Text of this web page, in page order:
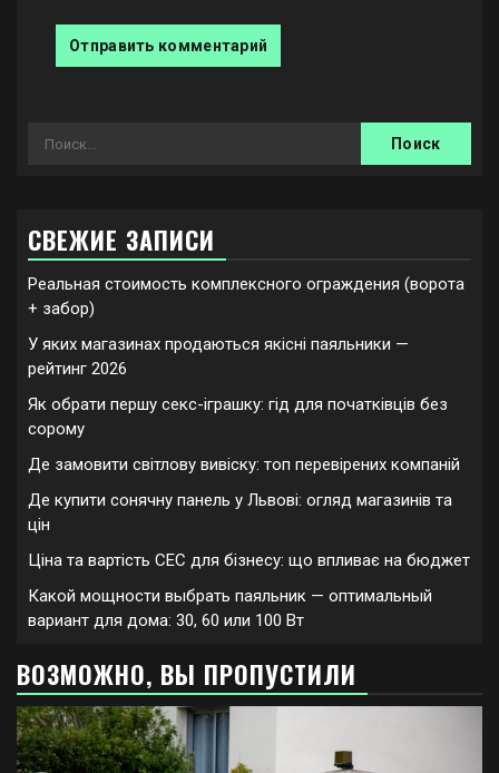
Найти:
СВЕЖИЕ ЗАПИСИ
Реальная стоимость комплексного ограждения (ворота
+ забор)
У яких магазинах продаються якісні паяльники —
рейтинг 2026
Як обрати першу секс-іграшку: гід для початківців без
сорому
Де замовити світлову вивіску: топ перевірених компаній
Де купити сонячну панель у Львові: огляд магазинів та
цін
Ціна та вартість СЕС для бізнесу: що впливає на бюджет
Какой мощности выбрать паяльник — оптимальный
вариант для дома: 30, 60 или 100 Вт
ВОЗМОЖНО, ВЫ ПРОПУСТИЛИ